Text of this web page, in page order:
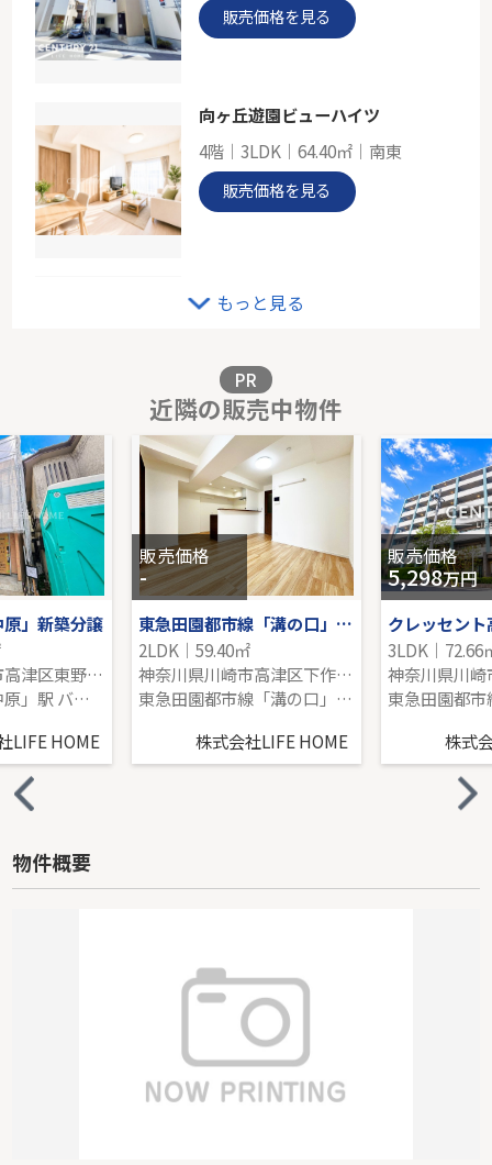
107.66㎡～107.68㎡
神奈川県川崎市高津区新作２丁目
販売価格を見る
向ヶ丘遊園ビューハイツ
4階｜3LDK｜64.40㎡｜南東
販売価格を見る
販売価格を見る
小田急線「読売ランド前」中古戸建
-｜2LDK｜91.08㎡｜-
販売価格を見る
もっと見る
PR
近隣の販売中物件
」新築分譲
神奈川県川崎市高津区東野川１丁目
南武線「武蔵中原」駅 バス12分 「野川」 停歩2分
LIFE HOME
販売価格
-
東急田園都市線「溝の口」パラスト溝の口
2LDK｜59.40㎡
神奈川県川崎市高津区下作延１丁目490-1
東急田園都市線「溝の口」駅 バス3分 「上作延」 停歩1分
株式会社LIFE HOME
販売価格
5,298万円
3LDK｜72.66
株式
物件概要